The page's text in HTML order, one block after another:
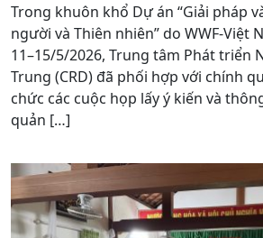
Trong khuôn khổ Dự án “Giải pháp
người và Thiên nhiên” do WWF-Việt
11–15/5/2026, Trung tâm Phát triển
Trung (CRD) đã phối hợp với chính
chức các cuộc họp lấy ý kiến và
quản […]